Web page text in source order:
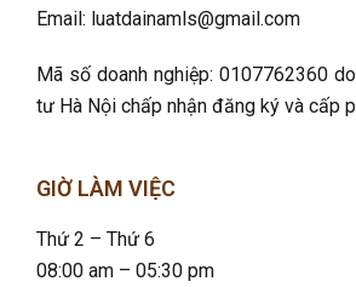
Email: luatdainamls@gmail.com
Mã số doanh nghiệp: 0107762360
tư Hà Nội chấp nhận đăng ký và cấp
GIỜ LÀM VIỆC
Thứ 2 – Thứ 6
08:00 am – 05:30 pm